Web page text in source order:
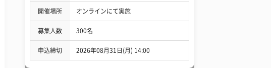
開催場所 オンラインにて実施
募集人数 300名
申込締切 2026年08月31日(月) 14:00